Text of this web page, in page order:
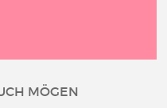
MÖGEN